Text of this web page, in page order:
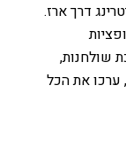
דרך ארז.
שולחנות,
ערכו את הכל